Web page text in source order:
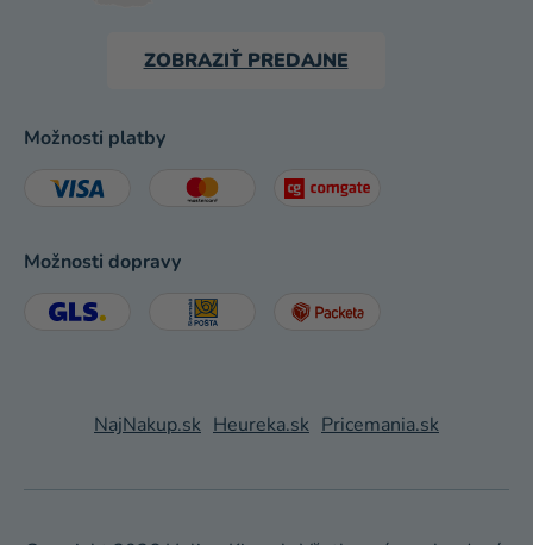
ZOBRAZIŤ PREDAJNE
Možnosti platby
Možnosti dopravy
NajNakup.sk Heureka.sk Pricemania.sk